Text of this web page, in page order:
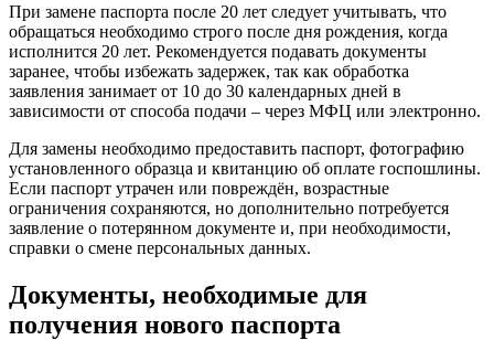
При замене паспорта после 20 лет следует учитывать, что
обращаться необходимо строго после дня рождения, когда
исполнится 20 лет. Рекомендуется подавать документы
заранее, чтобы избежать задержек, так как обработка
заявления занимает от 10 до 30 календарных дней в
зависимости от способа подачи – через МФЦ или электронно.
Для замены необходимо предоставить паспорт, фотографию
установленного образца и квитанцию об оплате госпошлины.
Если паспорт утрачен или повреждён, возрастные
ограничения сохраняются, но дополнительно потребуется
заявление о потерянном документе и, при необходимости,
справки о смене персональных данных.
Документы, необходимые для
получения нового паспорта